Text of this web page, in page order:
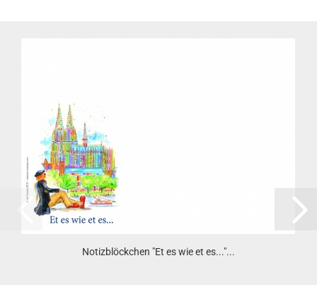
Notizblöckchen "Et es wie et es..."...